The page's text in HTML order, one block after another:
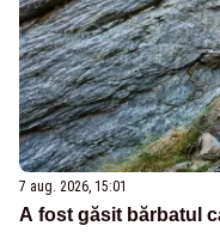
7 aug. 2026, 15:01
A fost găsit bărbatul